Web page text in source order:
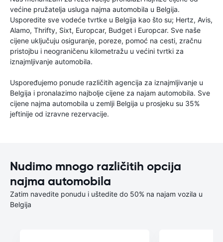
većine pružatelja usluga najma automobila u Belgija.
Usporedite sve vodeće tvrtke u Belgija kao što su; Hertz, Avis,
Alamo, Thrifty, Sixt, Europcar, Budget i Europcar. Sve naše
cijene uključuju osiguranje, poreze, pomoć na cesti, zračnu
pristojbu i neograničenu kilometražu u većini tvrtki za
iznajmljivanje automobila.
Uspoređujemo ponude različitih agencija za iznajmljivanje u
Belgija i pronalazimo najbolje cijene za najam automobila. Sve
cijene najma automobila u zemlji Belgija u prosjeku su 35%
jeftinije od izravne rezervacije.
Nudimo mnogo različitih opcija
najma automobila
Zatim navedite ponudu i uštedite do 50% na najam vozila u
Belgija